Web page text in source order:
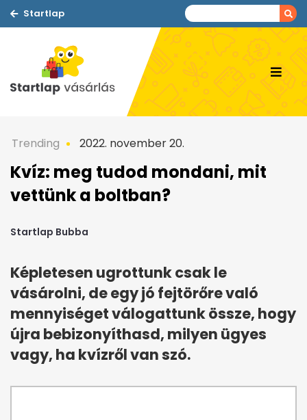
Startlap
Trending 2022. november 20.
Kvíz: meg tudod mondani, mit
vettünk a boltban?
Startlap Bubba
Képletesen ugrottunk csak le
vásárolni, de egy jó fejtörőre való
mennyiséget válogattunk össze, hogy
újra bebizonyíthasd, milyen ügyes
vagy, ha kvízről van szó.